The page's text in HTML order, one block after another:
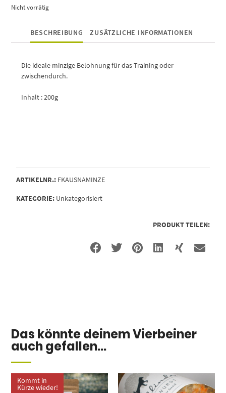
Nicht vorrätig
BESCHREIBUNG ZUSÄTZLICHE INFORMATIONEN
Die ideale minzige Belohnung für das Training oder
zwischendurch.
Inhalt : 200g
ARTIKELNR.: FKAUSNAMINZE
KATEGORIE: Unkategorisiert
PRODUKT TEILEN:
Das könnte deinem Vierbeiner
auch gefallen...
Kommt in
Kürze wieder!